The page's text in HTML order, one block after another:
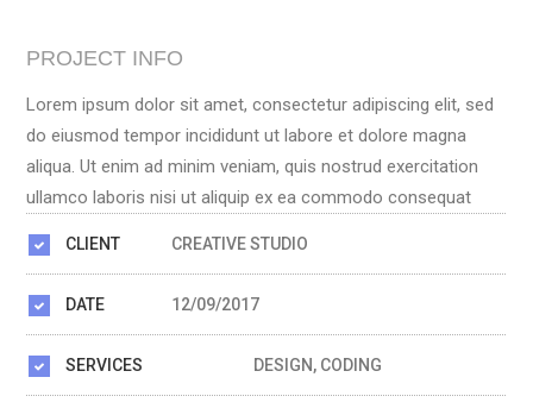
PROJECT INFO
Lorem ipsum dolor sit amet, consectetur adipiscing elit, sed
do eiusmod tempor incididunt ut labore et dolore magna
aliqua. Ut enim ad minim veniam, quis nostrud exercitation
ullamco laboris nisi ut aliquip ex ea commodo consequat
CLIENT CREATIVE STUDIO
DATE 12/09/2017
SERVICES DESIGN, CODING